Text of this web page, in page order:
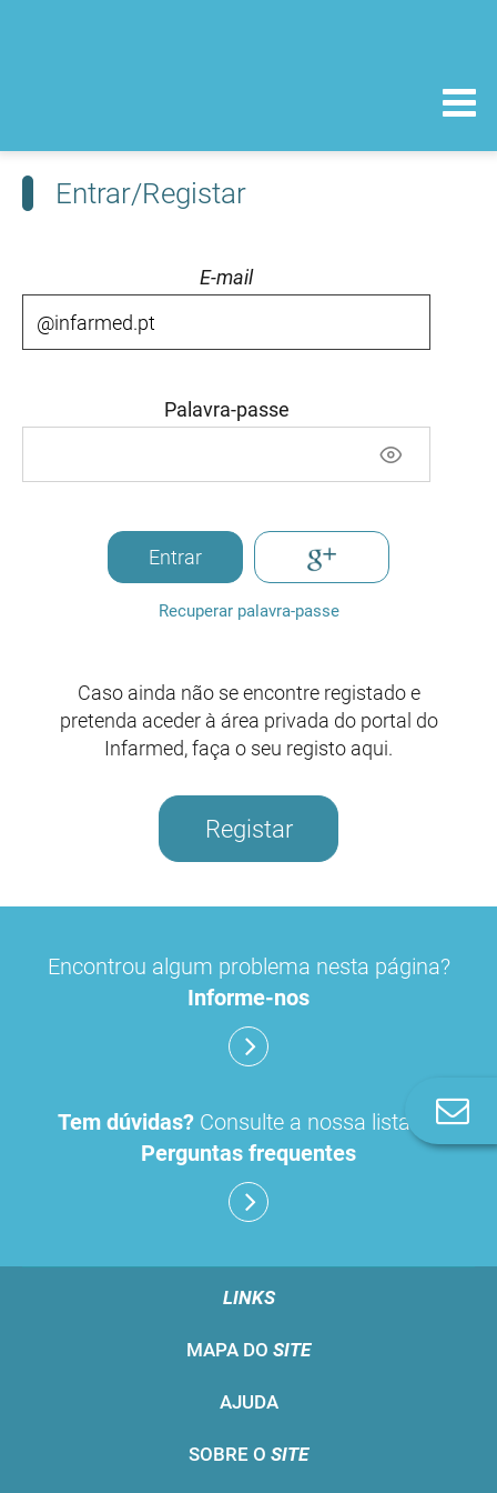
Entrar/Registar
E-mail
Palavra-passe
Entrar
Recuperar palavra-passe
Caso ainda não se encontre registado e
pretenda aceder à área privada do portal do
Infarmed, faça o seu registo aqui.
Registar
Encontrou algum problema nesta página?
Informe-nos
Tem dúvidas? Consulte a nossa lista de
Perguntas frequentes
LINKS
MAPA DO SITE
AJUDA
SOBRE O SITE